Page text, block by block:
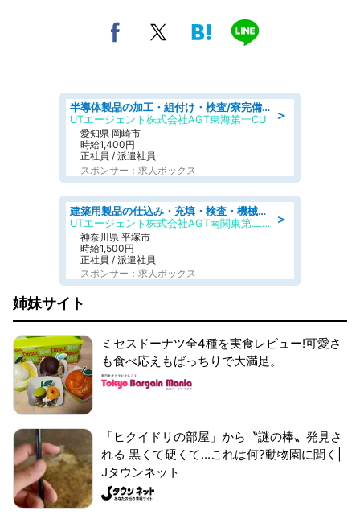
＞
半導体製品の加工・組付け・検査/寮完備/日勤/日払い/工場・製造
UTエージェント株式会社AGT東海第一CU
愛知県 岡崎市
時給1,400円
正社員 / 派遣社員
スポンサー：求人ボックス
＞
建築用製品の仕込み・充填・検査・機械操作/寮完備/日払い/工場・製造
UTエージェント株式会社AGT南関東第二CU
神奈川県 平塚市
時給1,500円
正社員 / 派遣社員
スポンサー：求人ボックス
姉妹サイト
ミセスドーナツ全4種を実食レビュー!可愛さ
も食べ応えもばっちりで大満足。
「ヒクイドリの部屋」から〝謎の棒〟発見さ
れる 黒くて硬くて...これは何?動物園に聞く|
Jタウンネット